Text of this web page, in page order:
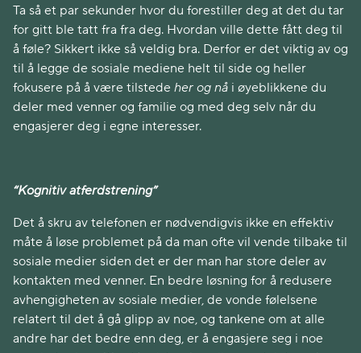
Ta så et par sekunder hvor du forestiller deg at det du tar
for gitt ble tatt fra fra deg. Hvordan ville dette fått deg til
å føle? Sikkert ikke så veldig bra. Derfor er det viktig av og
til å legge de sosiale mediene helt til side og heller
fokusere på å være tilstede her og nå i øyeblikkene du
deler med venner og familie og med deg selv når du
engasjerer deg i egne interesser.
“Kognitiv atferdstrening”
Det å skru av telefonen er nødvendigvis ikke en effektiv
måte å løse problemet på da man ofte vil vende tilbake til
sosiale medier siden det er der man har store deler av
kontakten med venner. En bedre løsning for å redusere
avhengigheten av sosiale medier, de vonde følelsene
relatert til det å gå glipp av noe, og tankene om at alle
andre har det bedre enn deg, er å engasjere seg i noe